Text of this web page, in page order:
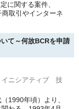
に関する案件、
取引やインターネ
て～何故BCRを申請
イニシアティブ 技
1990年頃）より、